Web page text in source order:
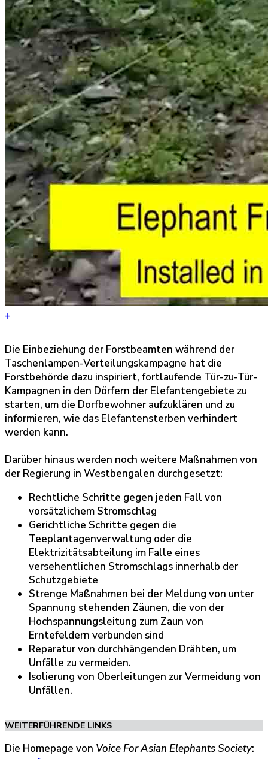
+
Die Einbeziehung der Forstbeamten während der
Taschenlampen-Verteilungskampagne hat die
Forstbehörde dazu inspiriert, fortlaufende Tür-zu-Tür-
Kampagnen in den Dörfern der Elefantengebiete zu
starten, um die Dorfbewohner aufzuklären und zu
informieren, wie das Elefantensterben verhindert
werden kann.
Darüber hinaus werden noch weitere Maßnahmen von
der Regierung in Westbengalen durchgesetzt:
Rechtliche Schritte gegen jeden Fall von
vorsätzlichem Stromschlag
Gerichtliche Schritte gegen die
Teeplantagenverwaltung oder die
Elektrizitätsabteilung im Falle eines
versehentlichen Stromschlags innerhalb der
Schutzgebiete
Strenge Maßnahmen bei der Meldung von unter
Spannung stehenden Zäunen, die von der
Hochspannungsleitung zum Zaun von
Erntefeldern verbunden sind
Reparatur von durchhängenden Drähten, um
Unfälle zu vermeiden.
Isolierung von Oberleitungen zur Vermeidung von
Unfällen.
WEITERFÜHRENDE LINKS
Die Homepage von Voice For Asian Elephants Society: